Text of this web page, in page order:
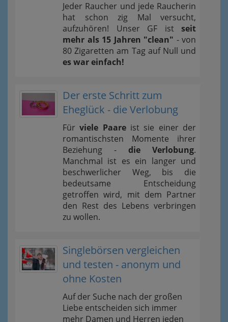
Jeder Raucher und jede Raucherin
hat schon zig Mal versucht,
aufzuhören! Unser GF ist seit
mehr als 15 Jahren "clean" - von
80 Zigaretten am Tag auf Null und
es war einfach!
Der erste Schritt zum
Eheglück - die Verlobung
Fürviele Paareist sie einer der
romantischsten Momente ihrer
Beziehung - die Verlobung.
Manchmal ist es ein langer und
beschwerlicher Weg, bis die
bedeutsame Entscheidung
getroffen wird, mit dem Partner
den Rest des Lebens verbringen
zu wollen.
Singlebörsen vergleichen
und testen - anonym und
ohne Kosten
Auf der Suche nach der großen
Liebe entscheiden sich immer
mehr Damen und Herren jeden